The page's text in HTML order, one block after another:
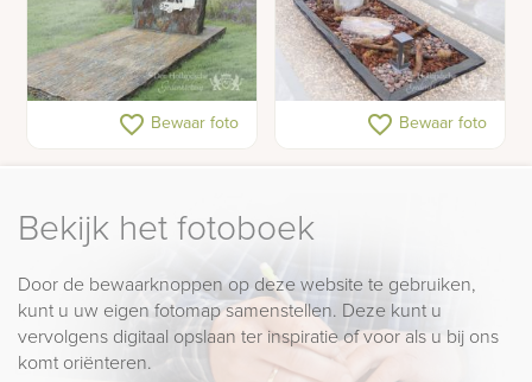
Grafmonument van
leisteen met rvs
favorite_border Bewaar foto Grafsteen leisteen
favorite_border Bewaar foto
Bekijk het fotoboek
Door de bewaarknoppen op deze website te gebruiken,
kunt u uw eigen fotomap samenstellen. Deze kunt u
vervolgens digitaal opslaan ter inspiratie of voor als u bij ons
komt oriënteren.